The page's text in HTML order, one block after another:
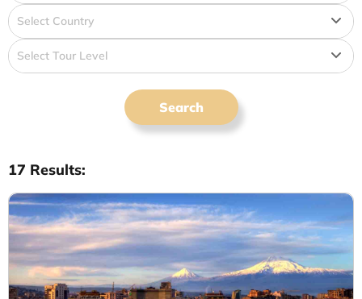
Select Country
Select Tour Level
Search
17 Results: